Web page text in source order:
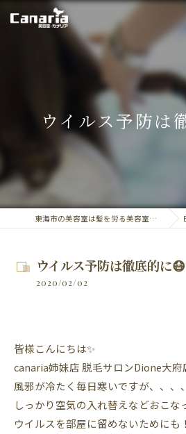
ウイルス予防は
東海市の美容室は髪を労る美容室・カナリア
ウイルス予防は徹底的に😷
2020/02/02
皆様こんにちは✨
canaria姉妹店 脱毛サロンDione大府
風邪が冷たく毎日寒いですが、、、、
しっかり空気の入れ替えなどおこな
ウイルスを部屋に留めないためにも